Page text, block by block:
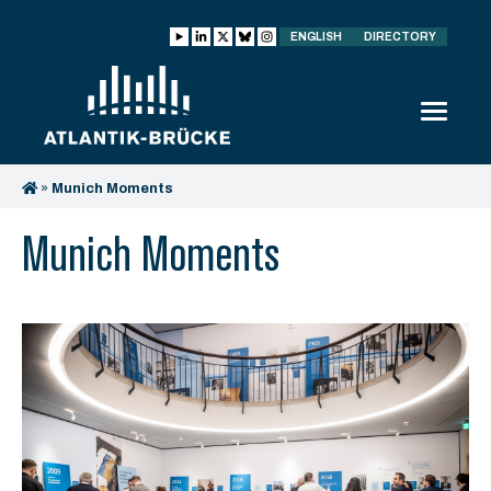
ENGLISH DIRECTORY
» Munich Moments
Munich Moments